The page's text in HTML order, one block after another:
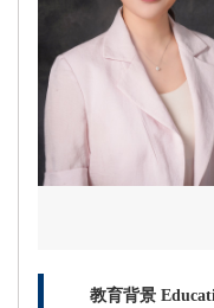
教育背景